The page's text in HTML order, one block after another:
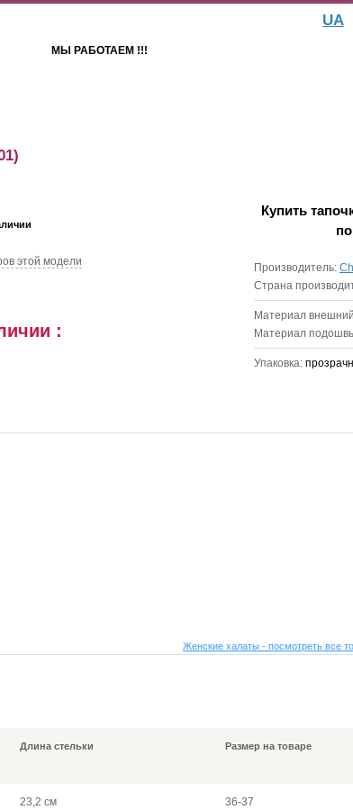
МЫ РАБОТАЕМ !!!
UA
этой модели
:
Купить
Производитель:
Страна
Материал
Материал
Упаковка:
Женские халаты - посмотреть все
Длина стельки Размер на товаре
23,2 см 36-37